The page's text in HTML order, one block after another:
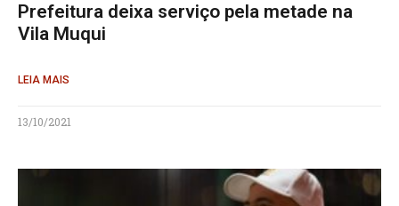
Prefeitura deixa serviço pela metade na
Vila Muqui
LEIA MAIS
13/10/2021